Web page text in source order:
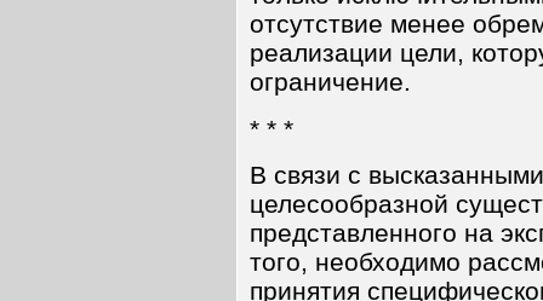
отсутствие менее
реализации цели,
ограничение.
* * *
В связи с
целесообразной
представленного на
того, необходимо
принятия